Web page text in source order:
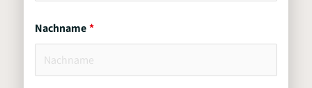
Nachname